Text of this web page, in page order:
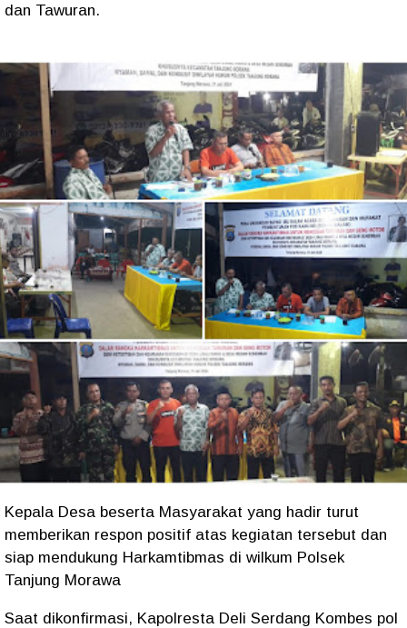
dan Tawuran.
Kepala Desa beserta Masyarakat yang hadir turut
memberikan respon positif atas kegiatan tersebut dan
siap mendukung Harkamtibmas di wilkum Polsek
Tanjung Morawa
Saat dikonfirmasi, Kapolresta Deli Serdang Kombes pol